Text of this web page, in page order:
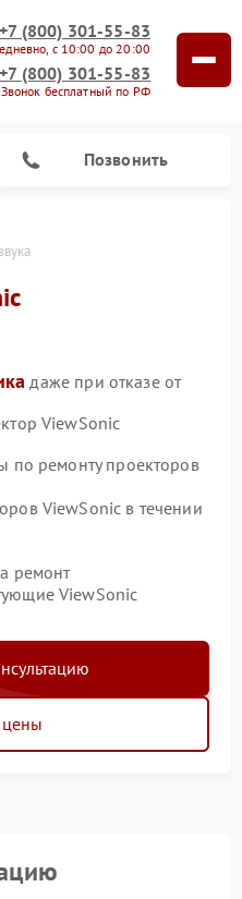
+7 (800) 301-55-83
с 10:00 до 20:00
+7 (800) 301-55-83
Звонок бесплатный по РФ
Позвонить
даже при отказе от
ViewSonic
по ремонту проекторов
ViewSonic в течении
ремонт
ViewSonic